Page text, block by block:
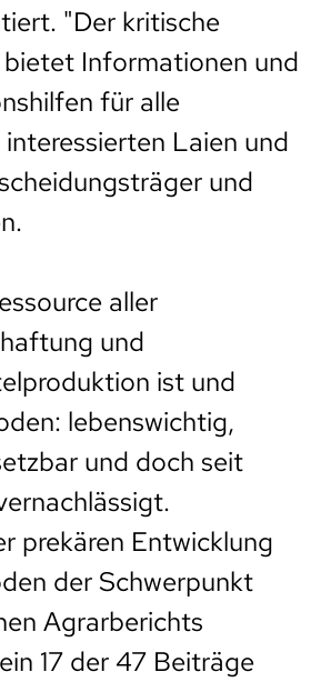
"Der kritische
Informationen und
für alle
Laien und
und
aller
und
ist und
lebenswichtig,
und doch seit
prekären Entwicklung
der Schwerpunkt
Agrarberichts
17 der 47 Beiträge